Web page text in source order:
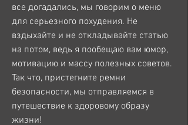
все догадались, мы говорим о меню
для серьезного похудения. Не
вздыхайте и не откладывайте статью
на потом, ведь я пообещаю вам юмор,
мотивацию и массу полезных советов.
Так что, пристегните ремни
безопасности, мы отправляемся в
путешествие к здоровому образу
жизни!